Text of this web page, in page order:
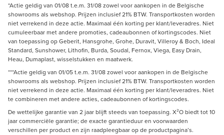
*Actie geldig van 01/08 t.e.m. 31/08 zowel voor aankopen in de Belgische
showrooms als webshop. Prijzen inclusief 21% BTW. Transportkosten worden
niet verrekend in deze actie. Maximaal één korting per klant/leveradres. Niet
cumuleerbaar met andere promoties, cadeaubonnen of kortingscodes. Niet
van toepassing op Geberit, Hansgrohe, Grohe, Duravit, Villeroy & Boch, Ideal
Standard, Sunshower, Lithofin, Burda, Soudal, Fernox, Viega, Easy Drain,
Heau, Dumaplast, wisselstukken en maatwerk.
***Actie geldig van 01/05 t.e.m. 31/08 zowel voor aankopen in de Belgische
showrooms als webshop. Prijzen inclusief 21% BTW. Transportkosten worden
niet verrekend in deze actie. Maximaal één korting per klant/leveradres. Niet
te combineren met andere acties, cadeaubonnen of kortingscodes.
De wettelijke garantie van 2 jaar blijft steeds van toepassing. X²O biedt tot 10
jaar commerciële garantie; de exacte garantieduur en voorwaarden
verschillen per product en zijn raadpleegbaar op de productpagina’s.